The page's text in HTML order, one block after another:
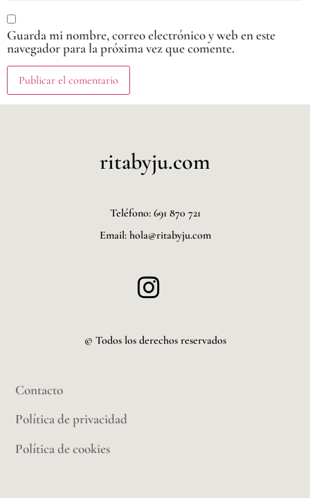
Guarda mi nombre, correo electrónico y web en este
navegador para la próxima vez que comente.
ritabyju.com
Teléfono: 691 870 721
Email: hola@ritabyju.com
© Todos los derechos reservados
Contacto
Política de privacidad
Política de cookies